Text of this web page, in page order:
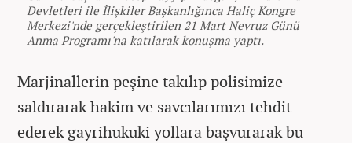
Devletleri ile İlişkiler Başkanlığınca Haliç Kongre
Merkezi'nde gerçekleştirilen 21 Mart Nevruz Günü
Anma Programı'na katılarak konuşma yaptı.
Marjinallerin peşine takılıp polisimize
saldırarak hakim ve savcılarımızı tehdit
ederek gayrihukuki yollara başvurarak bu